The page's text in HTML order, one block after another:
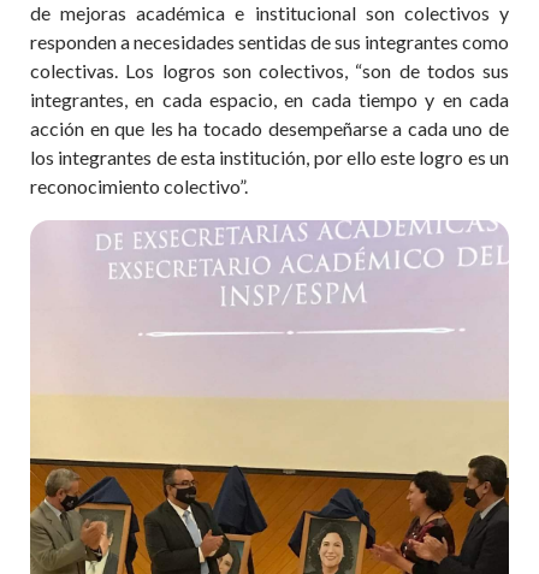
de mejoras académica e institucional son colectivos y
responden a necesidades sentidas de sus integrantes como
colectivas. Los logros son colectivos, “son de todos sus
integrantes, en cada espacio, en cada tiempo y en cada
acción en que les ha tocado desempeñarse a cada uno de
los integrantes de esta institución, por ello este logro es un
reconocimiento colectivo”.